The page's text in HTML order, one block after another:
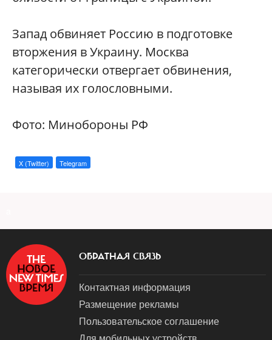
Запад обвиняет Россию в подготовке
вторжения в Украину. Москва
категорически отвергает обвинения,
называя их голословными.
Фото: Минобороны РФ
X (Twitter) Telegram
ОБРАТНАЯ СВЯЗЬ
Контактная информация
Размещение рекламы
Пользовательское соглашение